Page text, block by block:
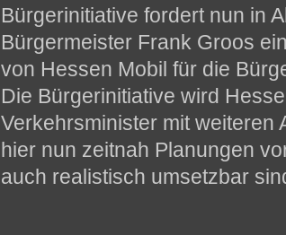
Bürgerinitiative fordert nun in
Bürgermeister Frank Groos
von Hessen Mobil für die
Die Bürgerinitiative wird
Verkehrsminister mit weiteren
hier nun zeitnah Planungen
auch realistisch umsetzbar